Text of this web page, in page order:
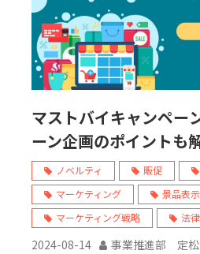
マストバイキャンペー
ーン企画のポイントも
ノベルティ 販促
マーケティング
景品表
マーケティング戦略
法
2024-08-14 事業推進部 定松